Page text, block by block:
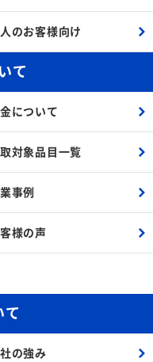
のお客様向け
て
について
対象品目一覧
事例
様の声
て
の強み